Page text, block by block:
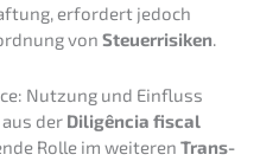
erfor­dert jedoch
von Steuer­ri­si­ken.
Nutzung und Einfluss
der Diligên­cia fiscal
Rolle im weite­ren Trans­